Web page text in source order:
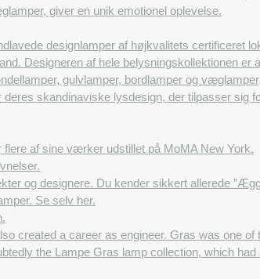
giver en unik emotionel oplevelse.
designlamper af højkvalitets certificeret
Designeren af ​​hele belysningskollektionen er
gulvlamper, bordlamper og
skandinaviske lysdesign, der tilpasser sig
af sine værker udstillet på MoMA New York.
og designere. Du kender sikkert allerede
Se selv her.
created a career as engineer. Gras was one of
the Lampe Gras lamp collection, which had